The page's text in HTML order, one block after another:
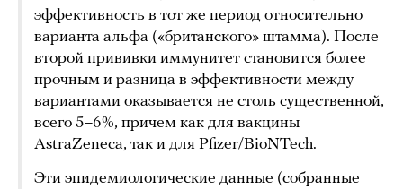
эффективность в тот же период относительно
варианта альфа («британского» штамма). После
второй прививки иммунитет становится более
прочным и разница в эффективности между
вариантами оказывается не столь существенной,
всего 5–6%, причем как для вакцины
AstraZeneca, так и для Pfizer/BioNTech.
Эти эпидемиологические данные (собранные